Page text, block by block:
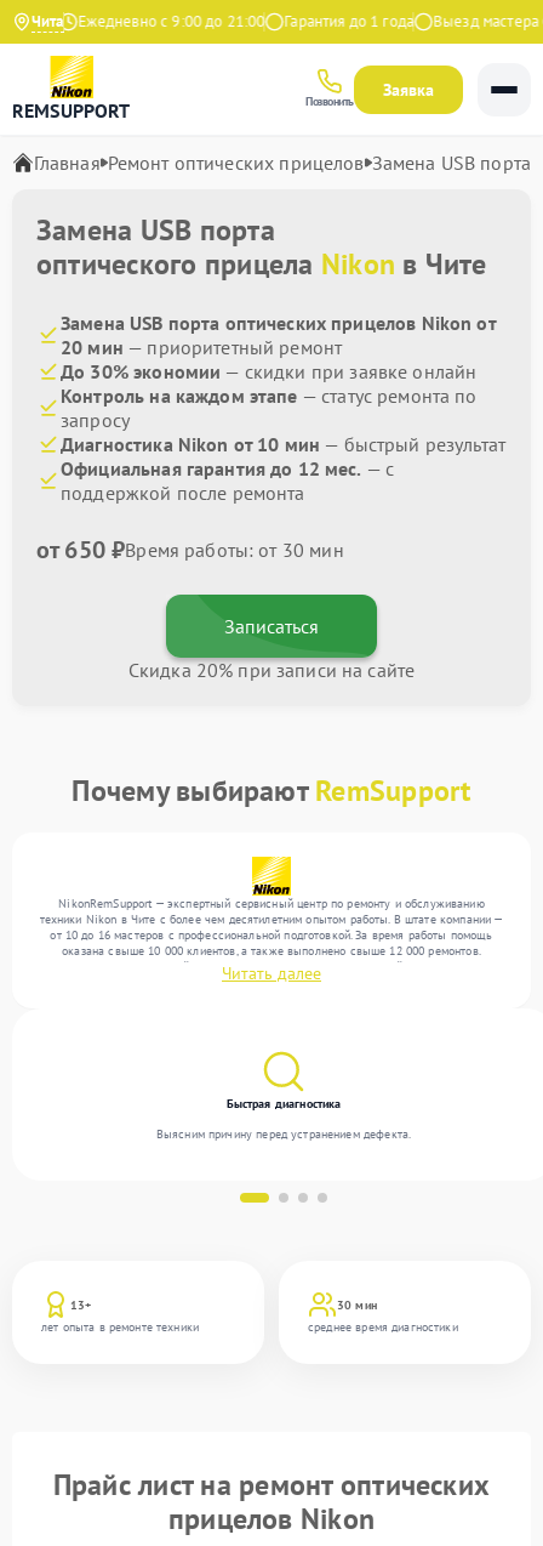
ЧитаЕжедневно с 9:00 до 21:00 Гарантия до 1 года Выезд мастера
REMSUPPORT Позвонить
Заявка
Главная Ремонт оптических прицелов Замена USB порта
Замена USB порта
оптического прицела Nikon в Чите
Замена USB порта оптических прицелов Nikon от
20 мин — приоритетный ремонт
До 30% экономии — скидки при заявке онлайн
Контроль на каждом этапе — статус ремонта по
запросу
Диагностика Nikon от 10 мин — быстрый результат
Официальная гарантия до 12 мес. — с
поддержкой после ремонта
от 650 ₽Время работы: от 30 мин
Записаться
Скидка 20% при записи на сайте
Почему выбираютRemSupport
NikonRemSupport — экспертный сервисный центр по ремонту и обслуживанию
техники Nikon в Чите с более чем десятилетним опытом работы. В штате компании —
от 10 до 16 мастеров с профессиональной подготовкой. За время работы помощь
оказана свыше 10 000 клиентов, а также выполнено свыше 12 000 ремонтов.
Ежемесячно в сервисный центр поступает более 300 обращений, включая , , . Мы
работаем с широким спектром неисправностей и обеспечиваем надежный результат
Читать далее
13+
лет опыта в ремонте техники
30 мин
среднее время диагностики
Быстрая диагностика
Выясним причину перед устранением дефекта.
Прайс лист на ремонт оптических
прицелов Nikon